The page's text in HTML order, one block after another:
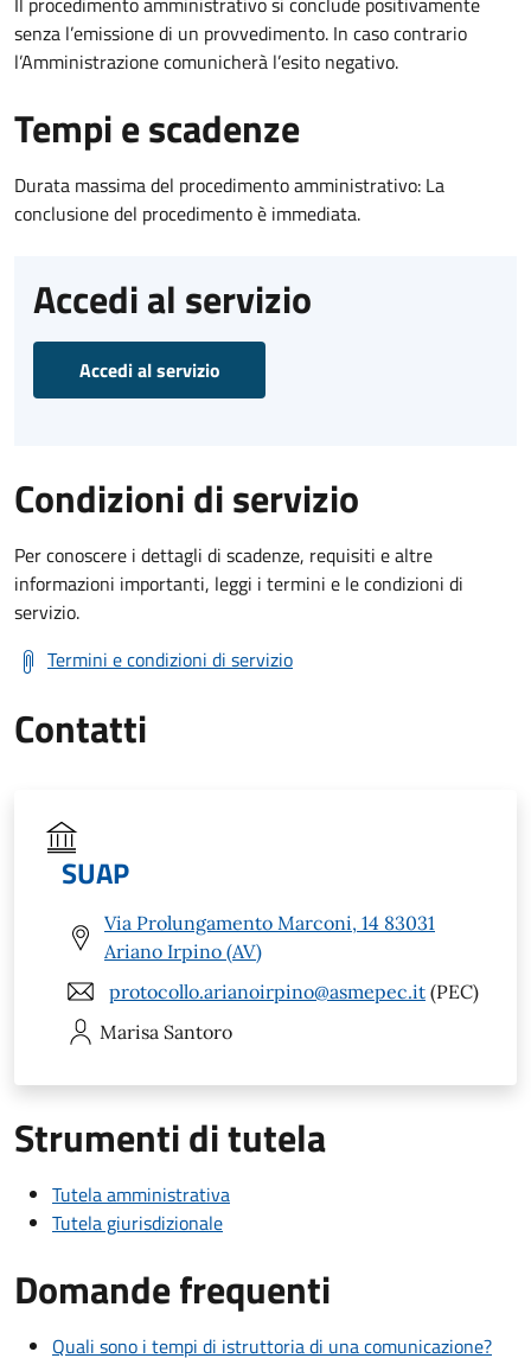
senza l’emissione di un provvedimento. In caso contrario
l’Amministrazione comunicherà l’esito negativo.
Tempi e scadenze
Durata massima del procedimento amministrativo: La
conclusione del procedimento è immediata.
Accedi al servizio
Accedi al servizio
Condizioni di servizio
Per conoscere i dettagli di scadenze, requisiti e altre
informazioni importanti, leggi i termini e le condizioni di
servizio.
Termini e condizioni di servizio
Contatti
SUAP
Via Prolungamento Marconi, 14 83031
Ariano Irpino (AV)
protocollo.arianoirpino@asmepec.it (PEC)
Marisa Santoro
Strumenti di tutela
Tutela amministrativa
Tutela giurisdizionale
Domande frequenti
Quali sono i tempi di istruttoria di una comunicazione?